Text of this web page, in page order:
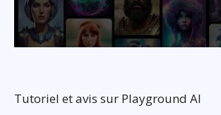
Tutoriel et avis sur Playground AI